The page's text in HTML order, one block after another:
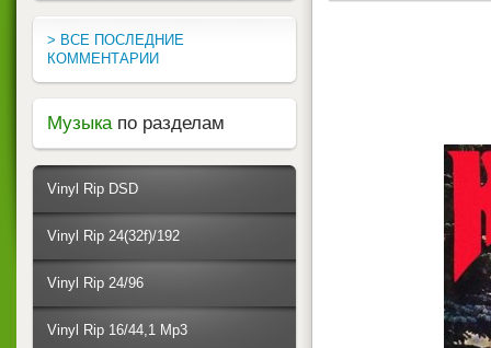
> ВСЕ ПОСЛЕДНИЕ
КОММЕНТАРИИ
Музыка по разделам
Vinyl Rip DSD
Vinyl Rip 24(32f)/192
Vinyl Rip 24/96
Vinyl Rip 16/44,1 Mp3